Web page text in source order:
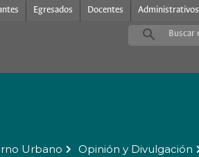
Egresados Docentes Administrativos
Urbano Opinión y Divulgación